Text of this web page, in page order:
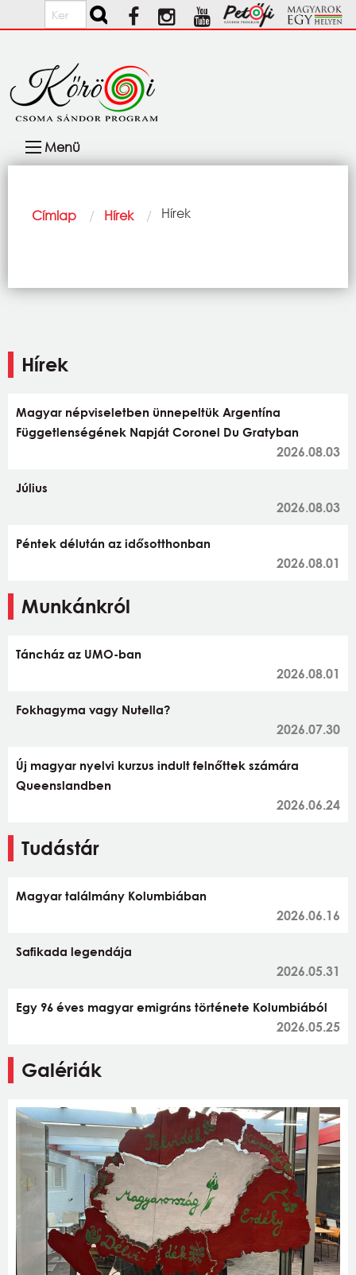
Ugrás a tartalomra
Keresés
navigáció
Menü
Morzsa
Címlap Hírek Current:
Hírek
Hírek
Magyar népviseletben ünnepeltük Argentína
Függetlenségének Napját Coronel Du Gratyban
2026.08.03
Július
2026.08.03
Péntek délután az idősotthonban
2026.08.01
Munkánkról
Táncház az UMO-ban
2026.08.01
Fokhagyma vagy Nutella?
2026.07.30
Új magyar nyelvi kurzus indult felnőttek számára
Queenslandben
2026.06.24
Tudástár
Magyar találmány Kolumbiában
2026.06.16
Safikada legendája
2026.05.31
Egy 96 éves magyar emigráns története Kolumbiából
2026.05.25
Galériák